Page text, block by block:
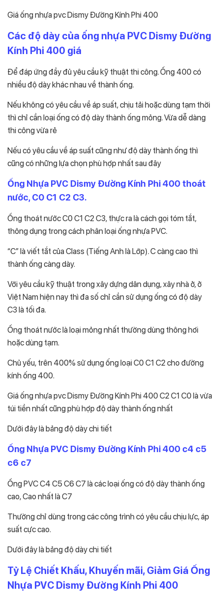
Giá ống nhựa pvc Dismy Đường Kính Phi 400
Các độ dày của ống nhựa PVC Dismy Đường
Kính Phi 400 giá
Để đáp ứng đầy đủ yêu cầu kỹ thuật thi công. Ống 400 có
nhiều độ dày khác nhau về thành ống.
Nếu không có yêu cầu về áp suất, chịu tải hoặc dùng tạm thời
thì chỉ cần loại ống có độ dày thành ống mỏng. Vừa dễ dàng
thi công vừa rẻ
Nếu có yêu cầu về áp suất cũng như độ dày thành ống thì
cũng có những lựa chọn phù hợp nhất sau đây
Ống Nhựa PVC Dismy Đường Kính Phi 400 thoát
nước, C0 C1 C2 C3.
Ống thoát nước C0 C1 C2 C3, thực ra là cách gọi tóm tắt,
thông dụng trong cách phân loại ống nhựa PVC.
“C” là viết tắt của Class (Tiếng Anh là Lớp). C càng cao thì
thành ống càng dày.
Với yêu cầu kỹ thuật trong xây dựng dân dụng, xây nhà ở, ở
Việt Nam hiện nay thì đa số chỉ cần sử dụng ống có độ dày
C3 là tối đa.
Ống thoát nước là loại mỏng nhất thường dùng thông hơi
hoặc dùng tạm.
Chủ yếu, trên 400% sử dụng ống loại C0 C1 C2 cho đường
kính ống 400.
Giá ống nhựa pvc Dismy Đường Kính Phi 400 C2 C1 C0 là vừa
túi tiền nhất cũng phù hợp độ dày thành ống nhất
Dưới đây là bảng độ dày chi tiết
Ống Nhựa PVC Dismy Đường Kính Phi 400 c4 c5
c6 c7
Ống PVC C4 C5 C6 C7 là các loại ống có độ dày thành ống
cao, Cao nhất là C7
Thường chỉ dùng trong các công trình có yêu cầu chịu lực, áp
suất cực cao.
Dưới đây là bảng độ dày chi tiết
Tỷ Lệ Chiết Khấu, Khuyến mãi, Giảm Giá Ống
Nhựa PVC Dismy Đường Kính Phi 400